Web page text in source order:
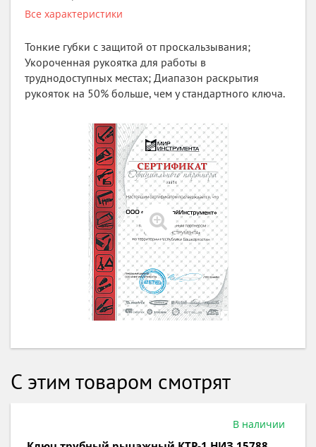
Все характеристики
Тонкие губки с защитой от проскальзывания;
Укороченная рукоятка для работы в
труднодоступных местах; Диапазон раскрытия
рукояток на 50% больше, чем у стандартного ключа.
С этим товаром смотрят
В наличии